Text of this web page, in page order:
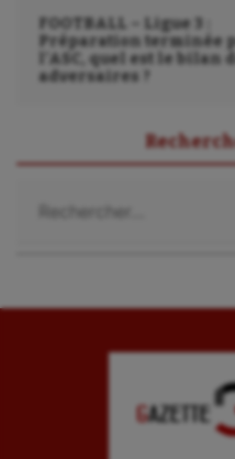
Sport-entreprise
Sport-santé
Tir à l'arc
Triathlon
Water-polo
FOOTBALL – Ligue 3 :
Préparation terminée
l’ASC, quel est le bilan
adversaires ?